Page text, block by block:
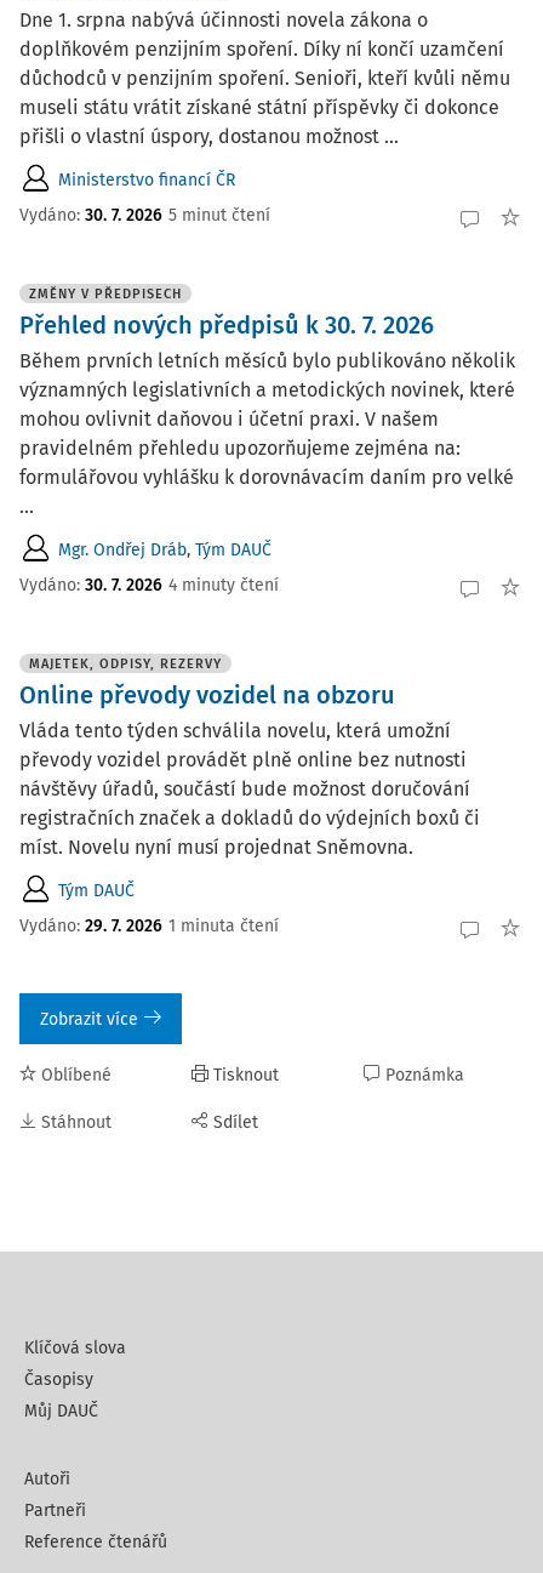
Dne 1. srpna nabývá účinnosti novela zákona o
doplňkovém penzijním spoření. Díky ní končí uzamčení
důchodců v penzijním spoření. Senioři, kteří kvůli němu
museli státu vrátit získané státní příspěvky či dokonce
přišli o vlastní úspory, dostanou možnost ...
Ministerstvo financí ČR
Vydáno: 30. 7. 2026 5 minut čtení
ZMĚNY V PŘEDPISECH
Přehled nových předpisů k 30. 7. 2026
Během prvních letních měsíců bylo publikováno několik
významných legislativních a metodických novinek, které
mohou ovlivnit daňovou i účetní praxi. V našem
pravidelném přehledu upozorňujeme zejména na:
formulářovou vyhlášku k dorovnávacím daním pro velké
...
Mgr. Ondřej Dráb, Tým DAUČ
Vydáno: 30. 7. 2026 4 minuty čtení
MAJETEK, ODPISY, REZERVY
Online převody vozidel na obzoru
Vláda tento týden schválila novelu, která umožní
převody vozidel provádět plně online bez nutnosti
návštěvy úřadů, součástí bude možnost doručování
registračních značek a dokladů do výdejních boxů či
míst. Novelu nyní musí projednat Sněmovna.
Tým DAUČ
Vydáno: 29. 7. 2026 1 minuta čtení
Zobrazit více
Oblíbené
Stáhnout
Tisknout
Sdílet
Poznámka
Klíčová slova
Časopisy
Můj DAUČ
Autoři
Partneři
Reference čtenářů